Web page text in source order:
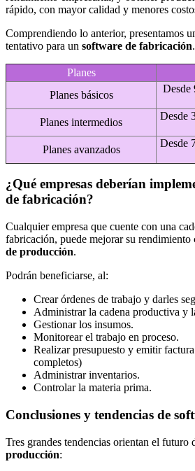
rápido, con mayor calidad y menores
Comprendiendo lo anterior, presentamos
tentativo para un software de fabricación.
Planes
Planes básicos
Desde
Planes intermedios
Desde
Planes avanzados
Desde
¿Qué empresas deberían
de fabricación?
Cualquier empresa que cuente con una
fabricación, puede mejorar su rendimiento
de producción.
Podrán beneficiarse, al:
Crear órdenes de trabajo y darles
Administrar la cadena productiva y
Gestionar los insumos.
Monitorear el trabajo en proceso.
Realizar presupuesto y emitir
completos)
Administrar inventarios.
Controlar la materia prima.
Conclusiones y tendencias de
Tres grandes tendencias orientan el futuro
producción: